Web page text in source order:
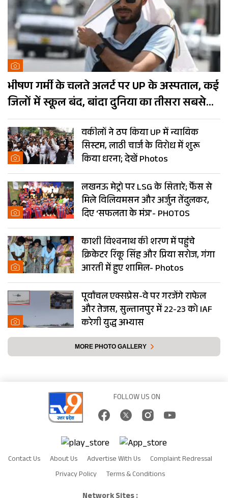
भीषण गर्मी के चलते अलर्ट पर UP के अस्पताल, कई
जिलों में स्कूल बंद, बांदा दुनिया का तीसरा सबसे
गर्म शहर
वकीलों ने ठप किया UP में न्यायिक
सिस्टम, लाठी चार्ज के विरोध में शुरू
किया धरना; देखें Photos
लखनऊ मेट्रो पर LSG के सितारे; फैंस से
मिले विलियमसन और अर्जुन तेंदुलकर,
दिए ‘सफलता के मंत्र’- PHOTOS
काशी विश्वनाथ की शरण में पहुंचे
क्रिकेटर रिंकू सिंह और प्रिया सरोज, गंगा
आरती में हुए शामिल- Photos
पूर्वांचल एक्सप्रेस-वे पर गरजेंगे राफेल
और तेजस, सुल्तानपुर में 22-23 को IAF
करेगी युद्ध अभ्यास
MORE PHOTO GALLERY
FOLLOW US ON
Contact Us About Us Advertise With Us
Complaint Redressal
Privacy Policy
Terms & Conditions